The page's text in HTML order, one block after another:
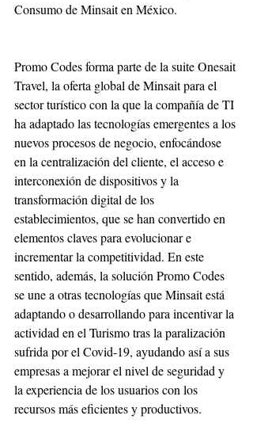
Consumo de Minsait en México.
Promo Codes forma parte de la suite Onesait
Travel, la oferta global de Minsait para el
sector turístico con la que la compañía de TI
ha adaptado las tecnologías emergentes a los
nuevos procesos de negocio, enfocándose
en la centralización del cliente, el acceso e
interconexión de dispositivos y la
transformación digital de los
establecimientos, que se han convertido en
elementos claves para evolucionar e
incrementar la competitividad. En este
sentido, además, la solución Promo Codes
se une a otras tecnologías que Minsait está
adaptando o desarrollando para incentivar la
actividad en el Turismo tras la paralización
sufrida por el Covid-19, ayudando así a sus
empresas a mejorar el nivel de seguridad y
la experiencia de los usuarios con los
recursos más eficientes y productivos.